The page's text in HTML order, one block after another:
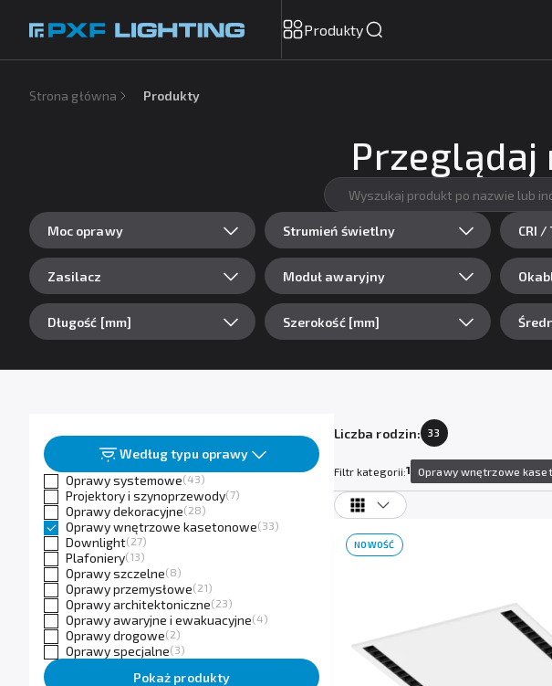
Produkty
Strona główna Produkty
Moc oprawy Strumień świetlny CRI
Zasilacz Moduł awaryjny
Długość [mm] Szerokość [mm]
Według typu oprawy
Oprawy systemowe(43)
Projektory i szynoprzewody(7)
Oprawy dekoracyjne(28)
Oprawy wnętrzowe kasetonowe(33)
Downlight(27)
Plafoniery(13)
Oprawy szczelne(8)
Oprawy przemysłowe(21)
Oprawy architektoniczne(23)
Oprawy awaryjne i ewakuacyjne(4)
Oprawy drogowe(2)
Oprawy specjalne(3)
Pokaż produkty
Liczba rodzin: 33
Filtr kategorii:1 Oprawy wnętrzowe
NOWOŚĆ